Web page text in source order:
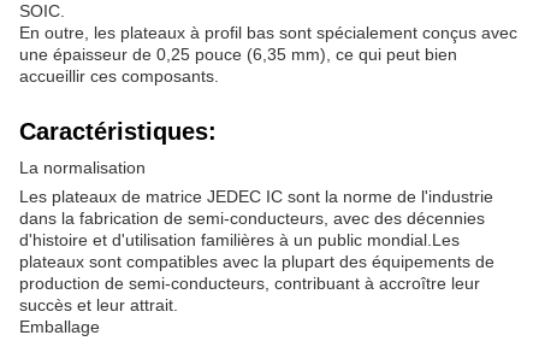
SOIC.
En outre, les plateaux à profil bas sont spécialement conçus avec
une épaisseur de 0,25 pouce (6,35 mm), ce qui peut bien
accueillir ces composants.
Caractéristiques:
La normalisation
Les plateaux de matrice JEDEC IC sont la norme de l'industrie
dans la fabrication de semi-conducteurs, avec des décennies
d'histoire et d'utilisation familières à un public mondial.Les
plateaux sont compatibles avec la plupart des équipements de
production de semi-conducteurs, contribuant à accroître leur
succès et leur attrait.
Emballage